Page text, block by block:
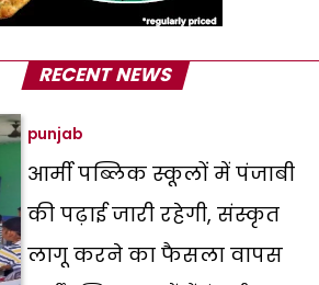
RECENT NEWS
punjab
आर्मी पब्लिक स्कूलों में पंजाबी
की पढ़ाई जारी रहेगी, संस्कृत
लागू करने का फैसला वापस